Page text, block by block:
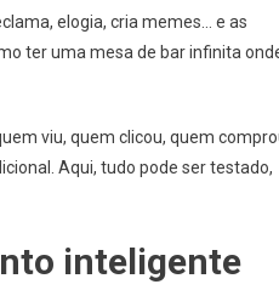
elogia, cria memes… e as
ter uma mesa de bar infinita
viu, quem clicou, quem
Aqui, tudo pode ser testado,
inteligente